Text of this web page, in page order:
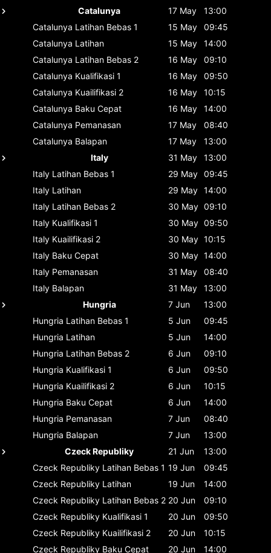
Catalunya
17 May
13:00
Catalunya Latihan Bebas 1 15 May
09:45
Catalunya Latihan 15 May
14:00
Catalunya Latihan Bebas 2 16 May
09:10
Catalunya Kualifikasi 1 16 May
09:50
Catalunya Kuailifikasi 2 16 May
10:15
Catalunya Baku Cepat 16 May
14:00
Catalunya Pemanasan 17 May
08:40
Catalunya Balapan 17 May
13:00
Italy
31 May
13:00
Italy Latihan Bebas 1 29 May 09:45
Italy Latihan 29 May 14:00
Italy Latihan Bebas 2 30 May 09:10
Italy Kualifikasi 1 30 May 09:50
Italy Kuailifikasi 2 30 May 10:15
Italy Baku Cepat 30 May 14:00
Italy Pemanasan 31 May
08:40
Italy Balapan 31 May
13:00
Hungria
7 Jun
13:00
Hungria Latihan Bebas 1 5 Jun
09:45
Hungria Latihan 5 Jun
14:00
Hungria Latihan Bebas 2 6 Jun
09:10
Hungria Kualifikasi 1 6 Jun
09:50
Hungria Kuailifikasi 2 6 Jun
10:15
Hungria Baku Cepat 6 Jun
14:00
Hungria Pemanasan 7 Jun
08:40
Hungria Balapan 7 Jun
13:00
Czeck Republiky
21 Jun
13:00
Czeck Republiky Latihan Bebas 1 19 Jun
09:45
Czeck Republiky Latihan 19 Jun
14:00
Czeck Republiky Latihan Bebas 2 20 Jun
09:10
Czeck Republiky Kualifikasi 1 20 Jun
09:50
Czeck Republiky Kuailifikasi 2 20 Jun
10:15
Czeck Republiky Baku Cepat 20 Jun 14:00